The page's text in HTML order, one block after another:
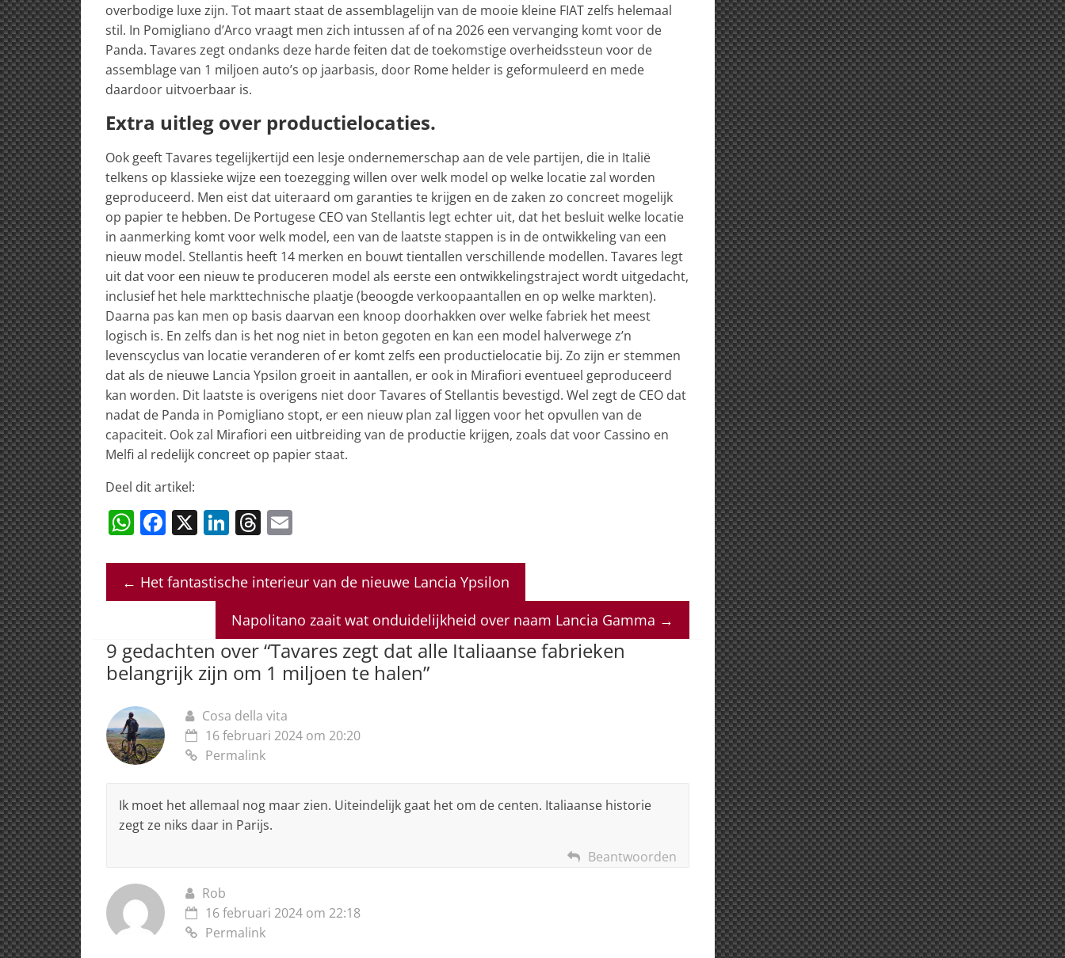
overbodige luxe zijn. Tot maart staat de assemblagelijn van de mooie kleine FIAT zelfs helemaal
stil. In Pomigliano d’Arco vraagt men zich intussen af of na 2026 een vervanging komt voor de
Panda. Tavares zegt ondanks deze harde feiten dat de toekomstige overheidssteun voor de
assemblage van 1 miljoen auto’s op jaarbasis, door Rome helder is geformuleerd en mede
daardoor uitvoerbaar is.
Extra uitleg over productielocaties.
Ook geeft Tavares tegelijkertijd een lesje ondernemerschap aan de vele partijen, die in Italië
telkens op klassieke wijze een toezegging willen over welk model op welke locatie zal worden
geproduceerd. Men eist dat uiteraard om garanties te krijgen en de zaken zo concreet mogelijk
op papier te hebben. De Portugese CEO van Stellantis legt echter uit, dat het besluit welke locatie
in aanmerking komt voor welk model, een van de laatste stappen is in de ontwikkeling van een
nieuw model. Stellantis heeft 14 merken en bouwt tientallen verschillende modellen. Tavares legt
uit dat voor een nieuw te produceren model als eerste een ontwikkelingstraject wordt uitgedacht,
inclusief het hele markttechnische plaatje (beoogde verkoopaantallen en op welke markten).
Daarna pas kan men op basis daarvan een knoop doorhakken over welke fabriek het meest
logisch is. En zelfs dan is het nog niet in beton gegoten en kan een model halverwege z’n
levenscyclus van locatie veranderen of er komt zelfs een productielocatie bij. Zo zijn er stemmen
dat als de nieuwe Lancia Ypsilon groeit in aantallen, er ook in Mirafiori eventueel geproduceerd
kan worden. Dit laatste is overigens niet door Tavares of Stellantis bevestigd. Wel zegt de CEO dat
nadat de Panda in Pomigliano stopt, er een nieuw plan zal liggen voor het opvullen van de
capaciteit. Ook zal Mirafiori een uitbreiding van de productie krijgen, zoals dat voor Cassino en
Melfi al redelijk concreet op papier staat.
Deel dit artikel:
W
at
s
p
p
F
c
e
o
o
X Li
k
e
dI
n
T
re
a
d
s
ai
l
← Het fantastische interieur van de nieuwe Lancia Ypsilon
Napolitano zaait wat onduidelijkheid over naam Lancia Gamma →
9 gedachten over “Tavares zegt dat alle Italiaanse fabrieken
belangrijk zijn om 1 miljoen te halen”
Cosa della vita
16 februari 2024 om 20:20
Permalink
Ik moet het allemaal nog maar zien. Uiteindelijk gaat het om de centen. Italiaanse historie
zegt ze niks daar in Parijs.
Beantwoorden
Rob
16 februari 2024 om 22:18
Permalink